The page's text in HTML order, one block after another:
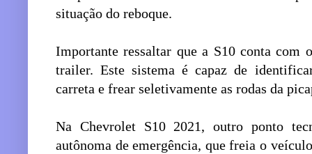
situação do reboque.
Importante ressaltar que a S10 conta com
trailer. Este sistema é capaz de
carreta e frear seletivamente as rodas da
Na Chevrolet S10 2021, outro ponto
autônoma de emergência, que freia o